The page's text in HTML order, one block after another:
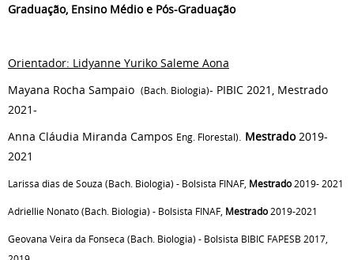
Graduação, Ensino Médio e Pós-Graduação
Orientador: Lidyanne Yuriko Saleme Aona
Mayana Rocha Sampaio (Bach. Biologia)- PIBIC 2021, Mestrado
2021-
Anna Cláudia Miranda Campos Eng. Florestal). Mestrado2019-
2021
Larissa dias de Souza (Bach. Biologia) - Bolsista FINAF, Mestrado2019- 2021
Adriellie Nonato (Bach. Biologia) - Bolsista FINAF, Mestrado2019-2021
Geovana Veira da Fonseca (Bach. Biologia) - Bolsista BIBIC FAPESB 2017,